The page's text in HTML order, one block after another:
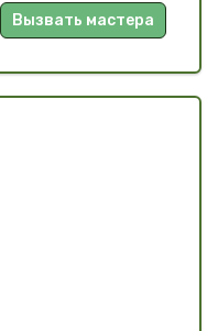
Вызвать мастера